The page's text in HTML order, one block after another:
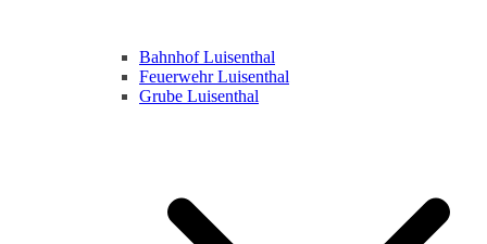
Bahnhof Luisenthal
Feuerwehr Luisenthal
Grube Luisenthal